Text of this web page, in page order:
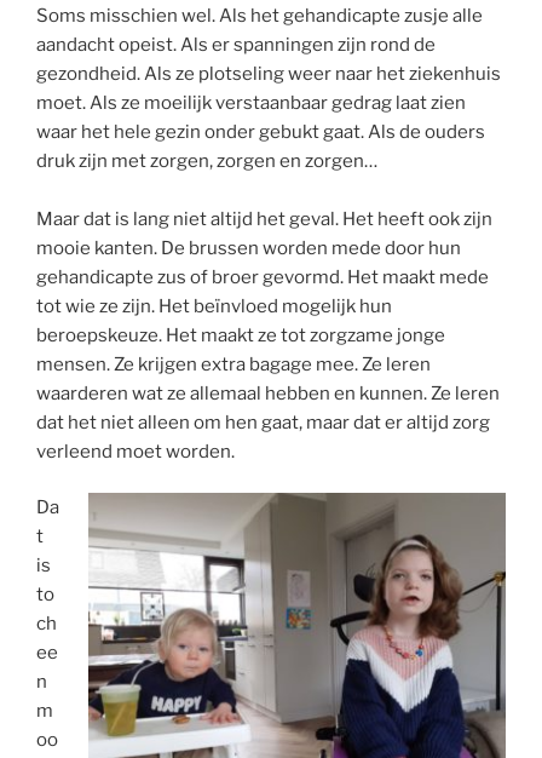
Soms misschien wel. Als het gehandicapte zusje alle
aandacht opeist. Als er spanningen zijn rond de
gezondheid. Als ze plotseling weer naar het ziekenhuis
moet. Als ze moeilijk verstaanbaar gedrag laat zien
waar het hele gezin onder gebukt gaat. Als de ouders
druk zijn met zorgen, zorgen en zorgen…
Maar dat is lang niet altijd het geval. Het heeft ook zijn
mooie kanten. De brussen worden mede door hun
gehandicapte zus of broer gevormd. Het maakt mede
tot wie ze zijn. Het beïnvloed mogelijk hun
beroepskeuze. Het maakt ze tot zorgzame jonge
mensen. Ze krijgen extra bagage mee. Ze leren
waarderen wat ze allemaal hebben en kunnen. Ze leren
dat het niet alleen om hen gaat, maar dat er altijd zorg
verleend moet worden.
Da
t
is
to
ch
ee
n
m
oo